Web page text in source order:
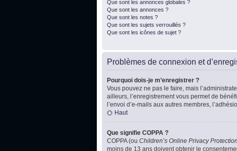
Que sont les annonces globales ?
Que sont les annonces ?
Que sont les notes ?
Que sont les sujets verrouillés ?
Que sont les icônes de sujet ?
Problèmes de connexion et
Pourquoi dois-je m’enregistrer ?
Vous pouvez ne pas le faire, mais
ailleurs, l’enregistrement vous permet de
l’envoi d’e-mails aux autres membres,
Haut
Que signifie COPPA ?
COPPA (ou Children’s Online Privacy
moins de 13 ans doivent obtenir le